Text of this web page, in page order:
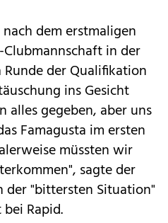
dem erstmaligen
in der
der Qualifikation
ins Gesicht
alles gegeben, aber uns
Famagusta im ersten
müssten wir
sagte der
der "bittersten Situation"
Rapid.